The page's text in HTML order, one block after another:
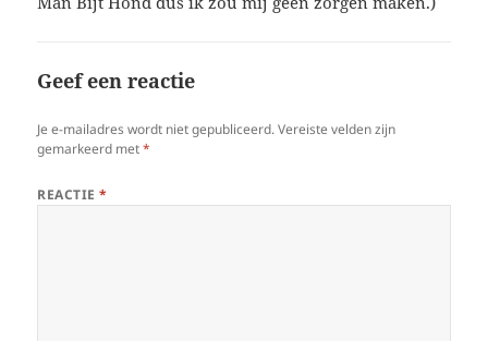
Geef een reactie
Je e-mailadres wordt niet gepubliceerd. Vereiste velden zijn
gemarkeerd met*
REACTIE*